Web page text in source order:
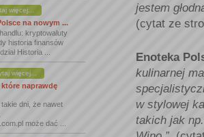
więcej...
na nowym ...
kryptowaluty
historia finansów
Historia ...
więcej...
naprawdę
takie dni, że nawet
może dać ...
jestem
(cytat ze
Enoteka
kulinarnej
w stylowej
takich jak